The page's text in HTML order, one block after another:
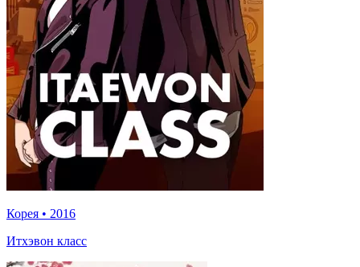
Корея • 2016
Итхэвон класс